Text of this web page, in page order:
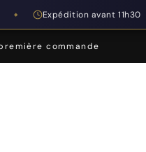
◆ Expédition avant 11h30
commande